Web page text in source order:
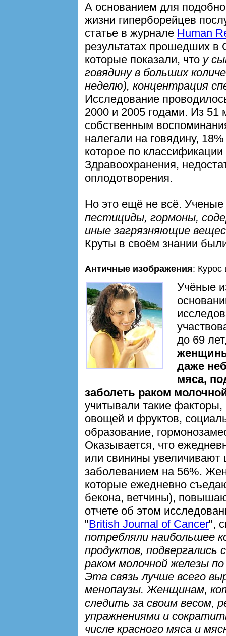
А основанием для
жизни гиперборейцев
статье в журнале Human
результатах прошедших
которые показали, что у
говядину в больших
неделю), концентрация
Исследование
2000 и 2005 годами. Из 51
собственным
налегали на говядину,
которое по
Здравоохранения,
оплодотворения.
Но это ещё не всё. Ученые
пестициды, гормоны,
иные загрязняющие
Круты в своём знании
Античные изображения: Курос
Учёные
до 69
даже
мяса,
заболеть раком
учитывали такие факторы,
овощей и фруктов,
образование,
Оказывается, что
или свинины
заболеванием на 56%.
которые ежедневно
бекона, ветчины),
отчете об этом
"British Journal of Cancer",
потребляли наибольшее
продуктов, подвергались
раком молочной железы
Эта связь лучше всего
менопаузы. Женщинам,
следить за своим весом,
упражнениями и
числе красного мяса и